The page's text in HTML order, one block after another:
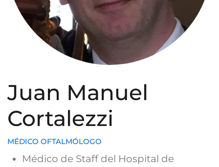
Juan Manuel
Cortalezzi
MÉDICO OFTALMÓLOGO
Médico de Staff del Hospital de